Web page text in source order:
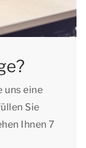
uns eine
Sie
Ihnen 7